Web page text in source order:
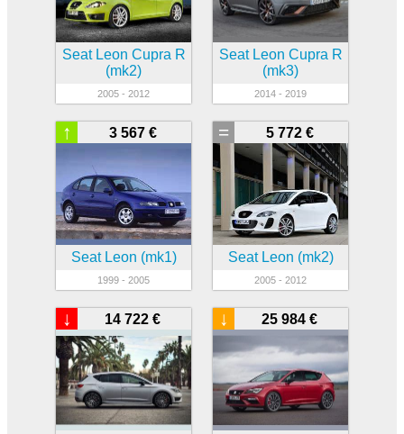
Seat Leon Cupra R
(mk2)
2005 - 2012
Seat Leon Cupra R
(mk3)
2014 - 2019
3 567 €
↑
Seat Leon (mk1)
1999 - 2005
5 772 €
=
Seat Leon (mk2)
2005 - 2012
14 722 €
↓ 25 984 €
↓